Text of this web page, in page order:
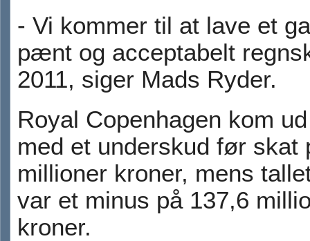
- Vi kommer til at lave et
pænt og acceptabelt
2011, siger Mads Ryder.
Royal Copenhagen kom
med et underskud før skat
millioner kroner, mens
var et minus på 137,6
kroner.